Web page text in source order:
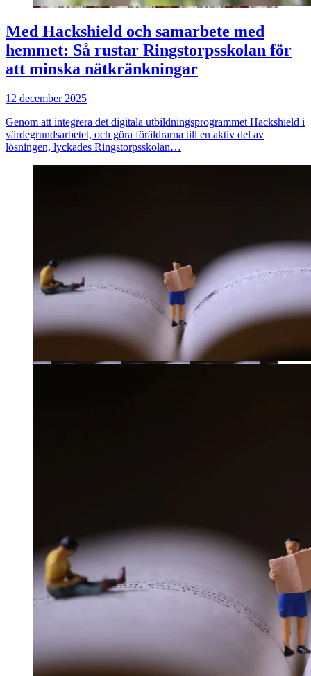
Med Hackshield och samarbete med
hemmet: Så rustar Ringstorpsskolan för
att minska nätkränkningar
12 december 2025
Genom att integrera det digitala utbildningsprogrammet Hackshield i
värdegrundsarbetet, och göra föräldrarna till en aktiv del av
lösningen, lyckades Ringstorpsskolan…